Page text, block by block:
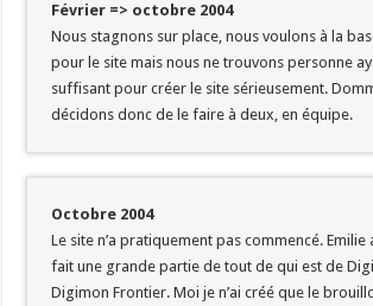
Février => octobre 2004
Nous stagnons sur place, nous voulons à la
pour le site mais nous ne trouvons personne
suffisant pour créer le site sérieusement.
décidons donc de le faire à deux, en équipe.
Octobre 2004
Le site n’a pratiquement pas commencé.
fait une grande partie de tout de qui est de
Digimon Frontier. Moi je n’ai créé que le